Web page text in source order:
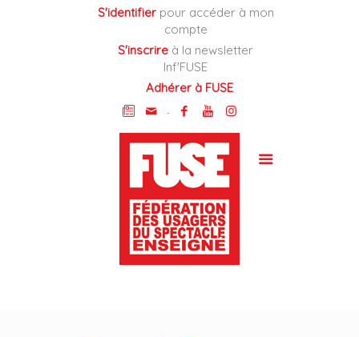
S'identifierpour accéder à mon
compte
S'inscrire à la newsletter
Inf'FUSE
Adhérer à FUSE
-
Cookies management panel